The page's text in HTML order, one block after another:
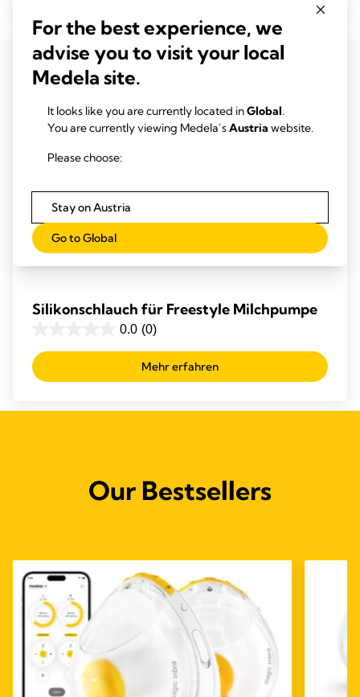
Silikonschlauch für Freestyle Milchpumpe
0.0 (0)
von
5
Mehr erfahren
Our Bestsellers
For the best experience, we
advise you to visit your local
Medela site.
It looks like you are currently located inGlobal.
You are currently viewing Medela’sAustria website.
Please choose:
Stay on Austria
Go to Global